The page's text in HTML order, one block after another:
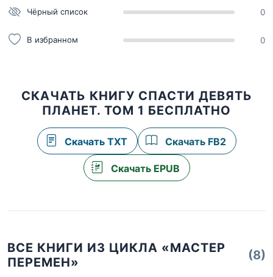
Чёрный список 0
В избранном 0
СКАЧАТЬ КНИГУ СПАСТИ ДЕВЯТЬ
ПЛАНЕТ. ТОМ 1 БЕСПЛАТНО
Скачать TXT Скачать FB2
Скачать EPUB
ВСЕ КНИГИ ИЗ ЦИКЛА «МАСТЕР
ПЕРЕМЕН»
(8)